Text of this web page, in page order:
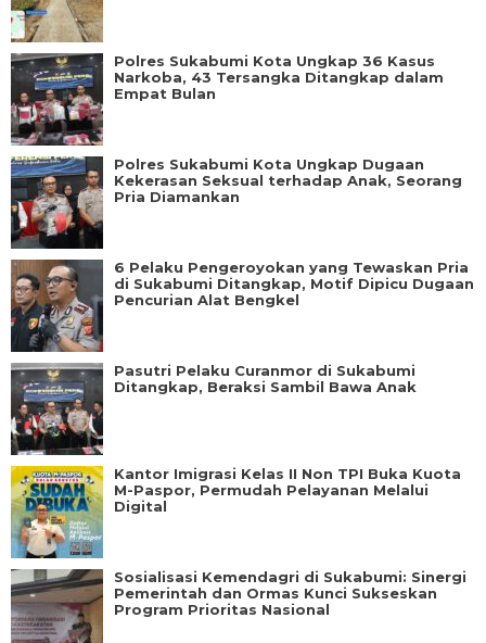
Polres Sukabumi Kota Ungkap 36 Kasus
Narkoba, 43 Tersangka Ditangkap dalam
Empat Bulan
Polres Sukabumi Kota Ungkap Dugaan
Kekerasan Seksual terhadap Anak, Seorang
Pria Diamankan
6 Pelaku Pengeroyokan yang Tewaskan Pria
di Sukabumi Ditangkap, Motif Dipicu Dugaan
Pencurian Alat Bengkel
Pasutri Pelaku Curanmor di Sukabumi
Ditangkap, Beraksi Sambil Bawa Anak
Kantor Imigrasi Kelas II Non TPI Buka Kuota
M-Paspor, Permudah Pelayanan Melalui
Digital
Sosialisasi Kemendagri di Sukabumi: Sinergi
Pemerintah dan Ormas Kunci Sukseskan
Program Prioritas Nasional